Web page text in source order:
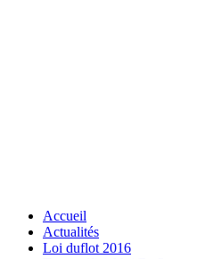
Accueil
Actualités
Loi duflot 2016